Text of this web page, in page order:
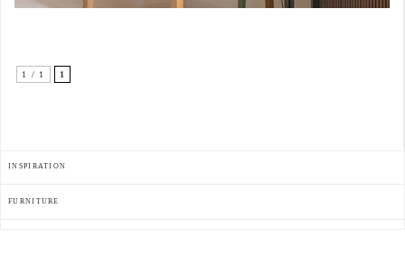
1 / 1 1
INSPIRATION
FURNITURE